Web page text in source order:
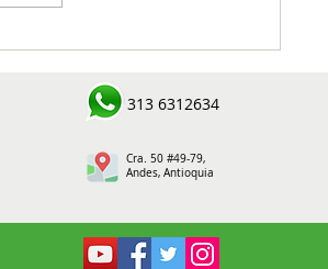
un residuo del café para
regenerar las células313 6312634
Cra. 50 #49-79,
Andes, Antioquia